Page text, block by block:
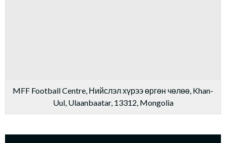
MFF Football Centre, Нийслэл хүрээ өргөн чөлөө, Khan-
Uul, Ulaanbaatar, 13312, Mongolia